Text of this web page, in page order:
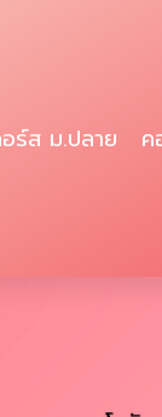
ร์ส ม.ปลาย ค